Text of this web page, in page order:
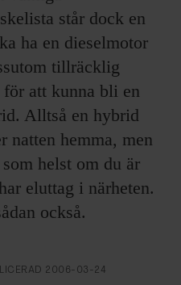
står dock en
ha en dieselmotor
tillräcklig
att kunna bli en
Alltså en hybrid
natten hemma, men
helst om du är
eluttag i närheten.
också.
2006-03-24